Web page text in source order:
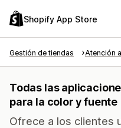
Shopify App Store
Gestión de tiendas Atención
Todas las
para la color y fuente
Ofrece a los clientes